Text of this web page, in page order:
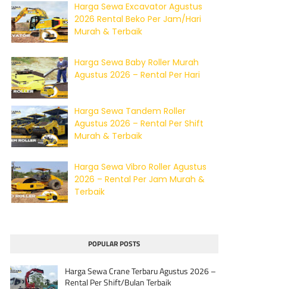
Harga Sewa Excavator Agustus
2026 Rental Beko Per Jam/Hari
Murah & Terbaik
Harga Sewa Baby Roller Murah
Agustus 2026 – Rental Per Hari
Harga Sewa Tandem Roller
Agustus 2026 – Rental Per Shift
Murah & Terbaik
Harga Sewa Vibro Roller Agustus
2026 – Rental Per Jam Murah &
Terbaik
POPULAR POSTS
Harga Sewa Crane Terbaru Agustus 2026 –
Rental Per Shift/Bulan Terbaik